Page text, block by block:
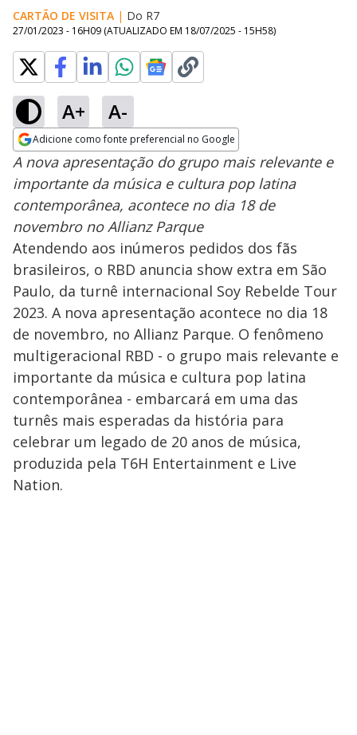
CARTÃO DE VISITA | Do R7
27/01/2023 - 16H09 (ATUALIZADO EM 18/07/2025 - 15H58)
A+ A-
Adicione como fonte preferencial no Google
Opens in new window
A nova apresentação do grupo mais relevante e
importante da música e cultura pop latina
contemporânea, acontece no dia 18 de
novembro no Allianz Parque
Atendendo aos inúmeros pedidos dos fãs
brasileiros, o RBD anuncia show extra em São
Paulo, da turnê internacional Soy Rebelde Tour
2023. A nova apresentação acontece no dia 18
de novembro, no Allianz Parque. O fenômeno
multigeracional RBD - o grupo mais relevante e
importante da música e cultura pop latina
contemporânea - embarcará em uma das
turnês mais esperadas da história para
celebrar um legado de 20 anos de música,
produzida pela T6H Entertainment e Live
Nation.